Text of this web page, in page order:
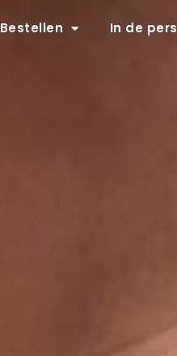
Bestellen In de pers